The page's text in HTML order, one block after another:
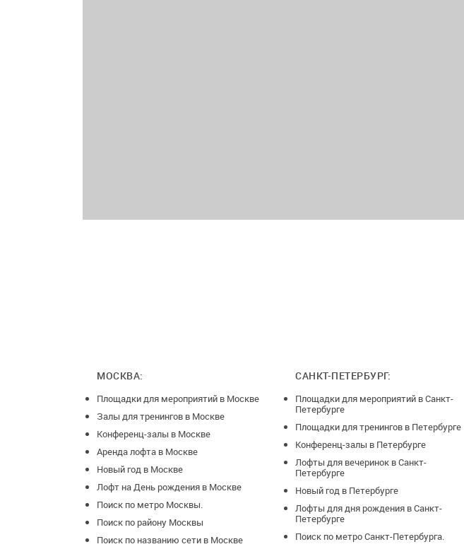
МОСКВА:
Площадки для мероприятий в Москве
Залы для тренингов в Москве
Конференц-залы в Москве
Аренда лофта в Москве
Новый год в Москве
Лофт на День рождения в Москве
Поиск по метро Москвы.
Поиск по району Москвы
Поиск по названию сети в Москве
САНКТ-ПЕТЕРБУРГ:
Площадки для мероприятий в Санкт-
Петербурге
Площадки для тренингов в Петербурге
Конференц-залы в Петербурге
Лофты для вечеринок в Санкт-
Петербурге
Новый год в Петербурге
Лофты для дня рождения в Санкт-
Петербурге
Поиск по метро Санкт-Петербурга.